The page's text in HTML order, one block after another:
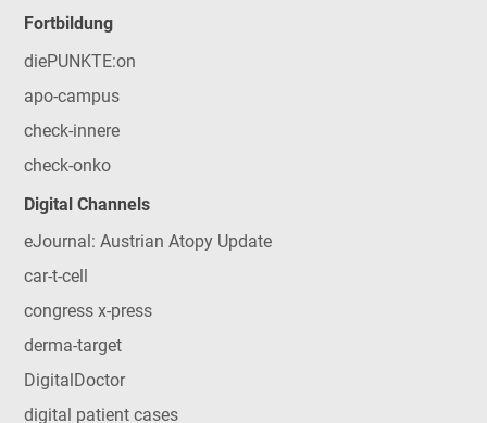
Fortbildung
diePUNKTE:on
apo-campus
check-innere
check-onko
Digital Channels
eJournal: Austrian Atopy Update
car-t-cell
congress x-press
derma-target
DigitalDoctor
digital patient cases